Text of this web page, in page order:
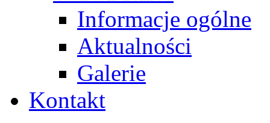
Informacje ogólne
Aktualności
Galerie
Kontakt